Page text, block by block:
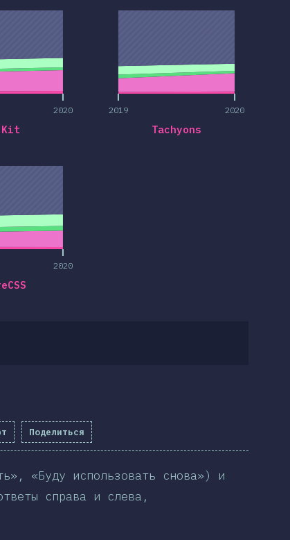
2020 2019 2020
Tachyons
2020
Поделиться
«Буду использовать снова») и
справа и слева,